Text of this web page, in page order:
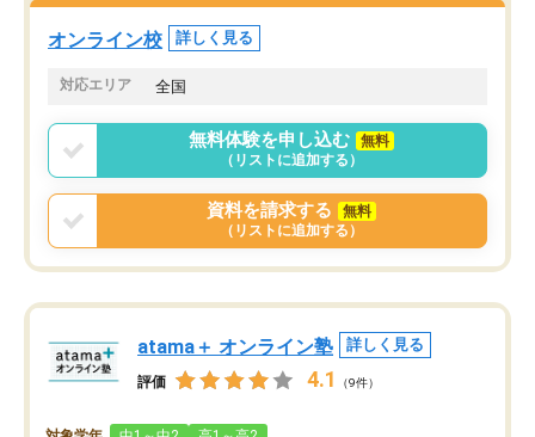
オンライン校 詳しく見る
対応エリア 全国
無料体験を申し込む
無料
（リストに追加する）
資料を請求する
無料
（リストに追加する）
atama＋ オンライン塾 詳しく見る
評価 4.1 （9件）